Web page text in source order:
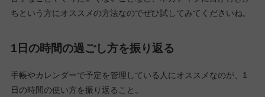
ちという方にオススメの方法なのでぜひ試してみてくださいね。
1日の時間の過ごし方を振り返る
手帳やカレンダーで予定を管理している人にオススメなのが、1
日の時間の使い方を振り返ること。